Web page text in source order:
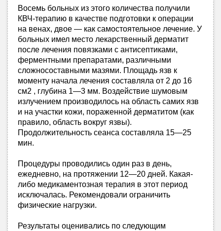
Восемь больных из этого количества получили
КВЧ-терапию в качестве подготовки к операции
на венах, двое — как самостоятельное лечение. У
больных имел место лекарственный дерматит
послe лечения повязками с антисептиками,
ферментными препаратами, различными
сложносоставными мазями. Площадь язв к
моменту начала лечения составляла от 2 до 16
см2 , глубина 1—3 мм. Воздействие шумовым
излучением производилось на область самих язв
и на участки кожи, пораженной дерматитом (как
правило, область вокруг язвы).
Продолжительность сеанса составляла 15—25
мин.
Процедуры проводились один раз в день,
ежедневно, на протяжении 12—20 дней. Какая-
либо медикаментозная терапия в этот период
исключалась. Рекомендовали ограничить
физические нагрузки.
Результаты оценивались по следующим